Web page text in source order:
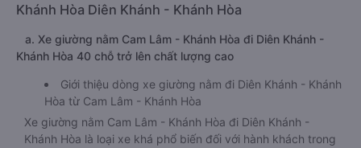
Khánh Hòa Diên Khánh - Khánh Hòa
a. Xe giường nằm Cam Lâm - Khánh Hòa đi Diên Khánh -
Khánh Hòa 40 chỗ trở lên chất lượng cao
Giới thiệu dòng xe giường nằm đi Diên Khánh - Khánh
Hòa từ Cam Lâm - Khánh Hòa
Xe giường nằm Cam Lâm - Khánh Hòa đi Diên Khánh -
Khánh Hòa là loại xe khá phổ biến đối với hành khách trong